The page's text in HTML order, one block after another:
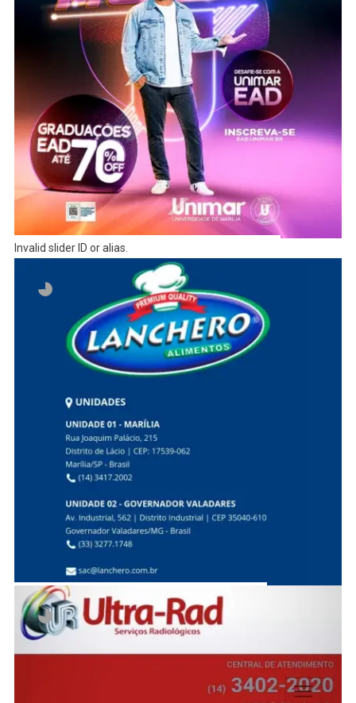
Invalid slider ID or alias.